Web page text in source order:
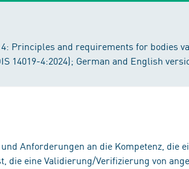
Principles and requirements for bodies
14019-4:2024); German and English
Anforderungen an die Kompetenz, die
die eine Validierung/Verifizierung von